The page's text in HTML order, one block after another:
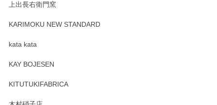
上出長右衛門窯
KARIMOKU NEW STANDARD
kata kata
KAY BOJESEN
KITUTUKIFABRICA